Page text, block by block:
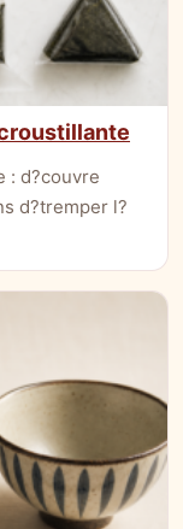
: d?couvre
d?tremper l?